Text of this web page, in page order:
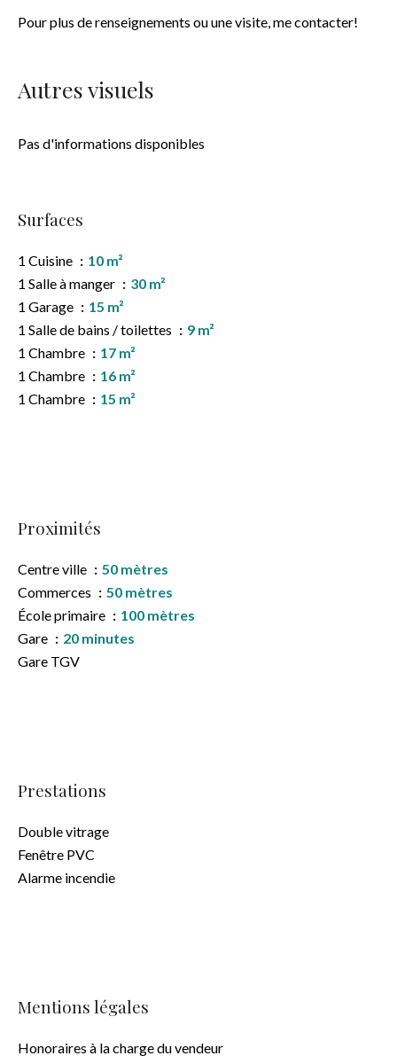
Pour plus de renseignements ou une visite, me contacter!
Autres visuels
Pas d'informations disponibles
Surfaces
1 Cuisine
10 m²
1 Salle à manger
30 m²
1 Garage
15 m²
1 Salle de bains / toilettes
9 m²
1 Chambre
17 m²
1 Chambre
16 m²
1 Chambre
15 m²
Proximités
Centre ville
50 mètres
Commerces
50 mètres
École primaire
100 mètres
Gare
20 minutes
Gare TGV
Prestations
Double vitrage
Fenêtre PVC
Alarme incendie
Mentions légales
Honoraires à la charge du vendeur